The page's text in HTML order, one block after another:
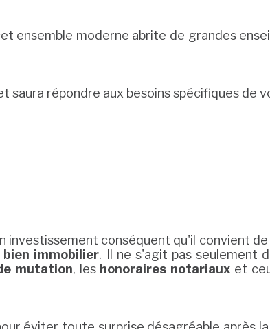
ensemble moderne abrite de grandes
saura répondre aux besoins spécifiques de
investissement conséquent qu'il convient
immobilier. Il ne s'agit pas seulement
mutation, les honoraires notariaux et